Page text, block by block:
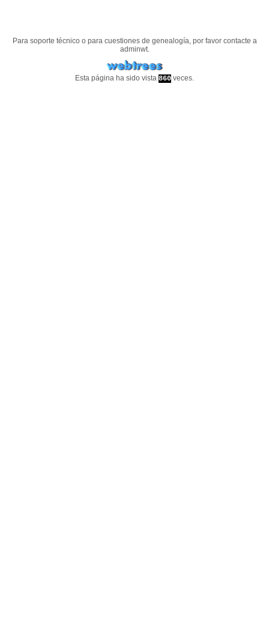
Para soporte técnico o para cuestiones de genealogía, por favor contacte a
adminwt.
Esta página ha sido vista 860 veces.